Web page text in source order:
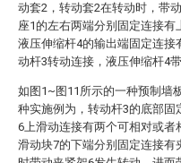
动套2，转动套2在转动时，带
座1的左右两端分别固定连接有
液压伸缩杆4的输出端固定连接
动杆3转动连接，液压伸缩杆4
如图1~图11所示的一种预制墙
种实施例为，转动杆3的底部固
6上滑动连接有两个可相对或者
滑动块7的下端分别固定连接有